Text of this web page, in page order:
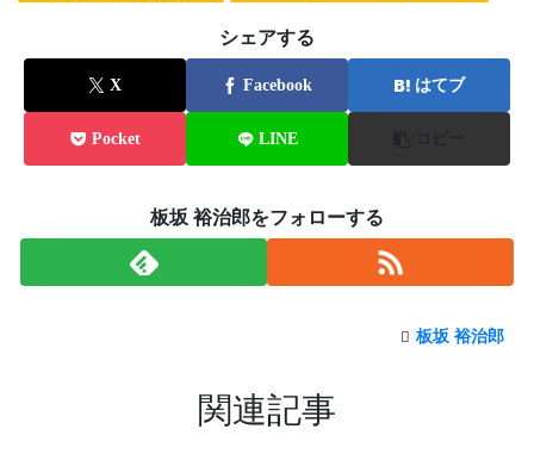
シェアする
X Facebook はてブ
Pocket LINE
板坂 裕治郎をフォローする
板坂 裕治郎
関連記事